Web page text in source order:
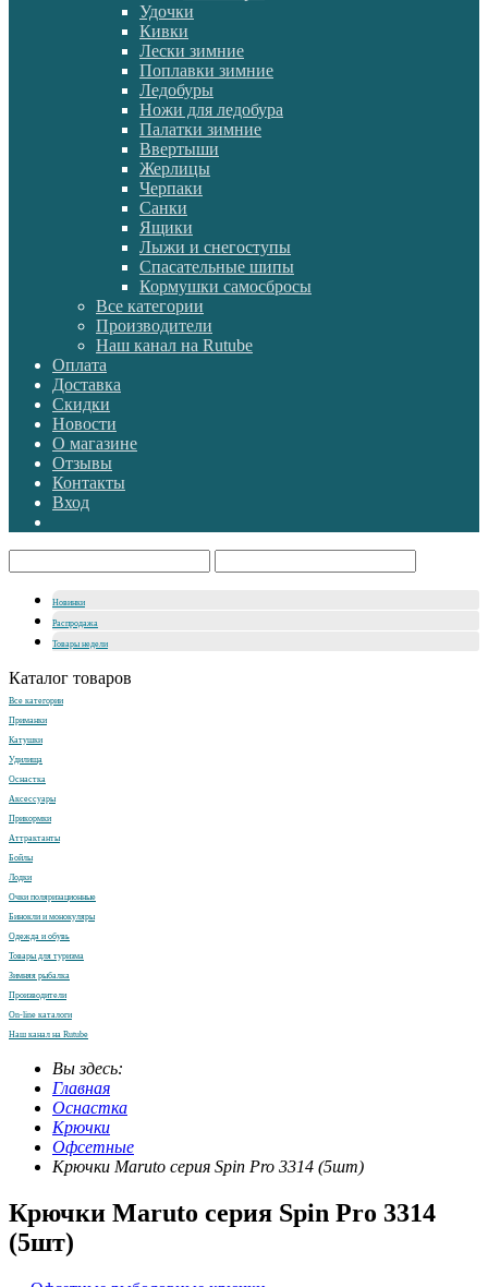
Удочки
Кивки
Лески зимние
Поплавки зимние
Ледобуры
Ножи для ледобура
Палатки зимние
Ввертыши
Жерлицы
Черпаки
Санки
Ящики
Лыжи и снегоступы
Спасательные шипы
Кормушки самосбросы
Все категории
Производители
Наш канал на Rutube
Оплата
Доставка
Скидки
Новости
О магазине
Отзывы
Контакты
Вход
Новинки
Распродажа
Товары недели
Каталог товаров
Все категории
Приманки
Катушки
Удилища
Оснастка
Аксессуары
Прикормки
Аттрактанты
Бойлы
Лодки
Очки поляризационные
Бинокли и монокуляры
Одежда и обувь
Товары для туризма
Зимняя рыбалка
Производители
On-line каталоги
Наш канал на Rutube
Вы здесь:
Главная
Оснастка
Крючки
Офсетные
Крючки Maruto серия Spin Pro 3314 (5шт)
Крючки Maruto серия Spin Pro 3314
(5шт)